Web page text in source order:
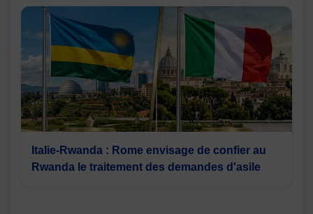
Italie-Rwanda : Rome envisage de confier au
Rwanda le traitement des demandes d'asile